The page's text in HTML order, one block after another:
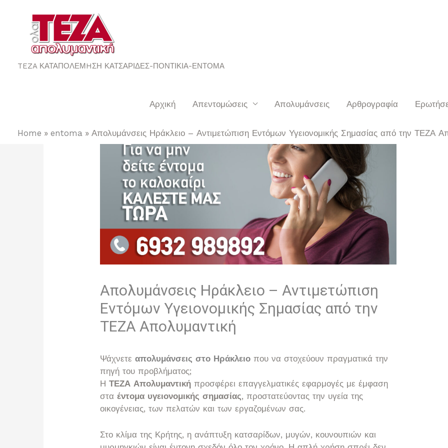
TEZA ΚΑΤΑΠΟΛΕΜHΣΗ ΚΑΤΣΑΡΙΔΕΣ-ΠΟΝΤΙΚΙΑ-ΕΝΤΟΜΑ
Αρχική Απεντομώσεις Απολυμάνσεις Αρθρογραφία
Home entoma Απολυμάνσεις Ηράκλειο – Αντιμετώπιση Εντόμων Υγειονομικής Σημασίας από την ΤΕΖΑ
Απολυμάνσεις Ηράκλειο – Αντιμετώπιση
Εντόμων Υγειονομικής Σημασίας από την
ΤΕΖΑ Απολυμαντική
Ψάχνετεαπολυμάνσεις στο Ηράκλειο που να στοχεύουν πραγματικά την
πηγή του προβλήματος;
ΗΤΕΖΑ Απολυμαντική προσφέρει επαγγελματικές εφαρμογές με έμφαση
σταέντομα υγειονομικής σημασίας, προστατεύοντας την υγεία της
οικογένειας, των πελατών και των εργαζομένων σας.
Στο κλίμα της Κρήτης, η ανάπτυξη κατσαρίδων, μυγών, κουνουπιών και